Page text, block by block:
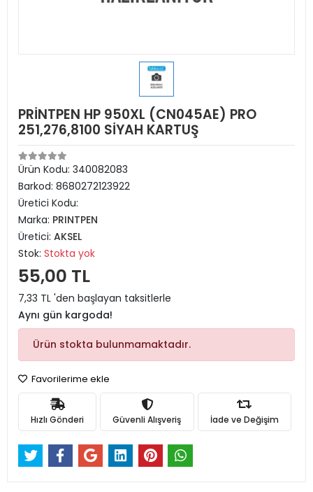
PRİNTPEN HP 950XL (CN045AE) PRO
251,276,8100 SİYAH KARTUŞ
Ürün Kodu: 340082083
Barkod: 8680272123922
Üretici Kodu:
Marka: PRINTPEN
Üretici: AKSEL
Stok: Stokta yok
55,00 TL
7,33 TL 'den başlayan taksitlerle
Aynı gün kargoda!
Ürün stokta bulunmamaktadır.
Favorilerime ekle
Hızlı Gönderi Güvenli Alışveriş İade ve Değişim